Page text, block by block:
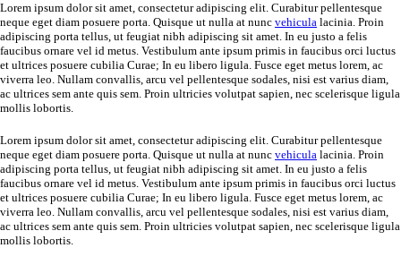
Lorem ipsum dolor sit amet, consectetur adipiscing elit. Curabitur pellentesque
neque eget diam posuere porta. Quisque ut nulla at nunc vehicula lacinia. Proin
adipiscing porta tellus, ut feugiat nibh adipiscing sit amet. In eu justo a felis
faucibus ornare vel id metus. Vestibulum ante ipsum primis in faucibus orci luctus
et ultrices posuere cubilia Curae; In eu libero ligula. Fusce eget metus lorem, ac
viverra leo. Nullam convallis, arcu vel pellentesque sodales, nisi est varius diam,
ac ultrices sem ante quis sem. Proin ultricies volutpat sapien, nec scelerisque ligula
mollis lobortis.
Lorem ipsum dolor sit amet, consectetur adipiscing elit. Curabitur pellentesque
neque eget diam posuere porta. Quisque ut nulla at nunc vehicula lacinia. Proin
adipiscing porta tellus, ut feugiat nibh adipiscing sit amet. In eu justo a felis
faucibus ornare vel id metus. Vestibulum ante ipsum primis in faucibus orci luctus
et ultrices posuere cubilia Curae; In eu libero ligula. Fusce eget metus lorem, ac
viverra leo. Nullam convallis, arcu vel pellentesque sodales, nisi est varius diam,
ac ultrices sem ante quis sem. Proin ultricies volutpat sapien, nec scelerisque ligula
mollis lobortis.